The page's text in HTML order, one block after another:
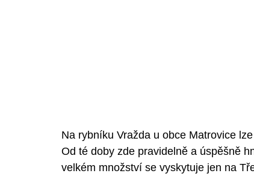
Na rybníku Vražda u obce Matrovice
Od té doby zde pravidelně a úspěšně
velkém množství se vyskytuje jen na